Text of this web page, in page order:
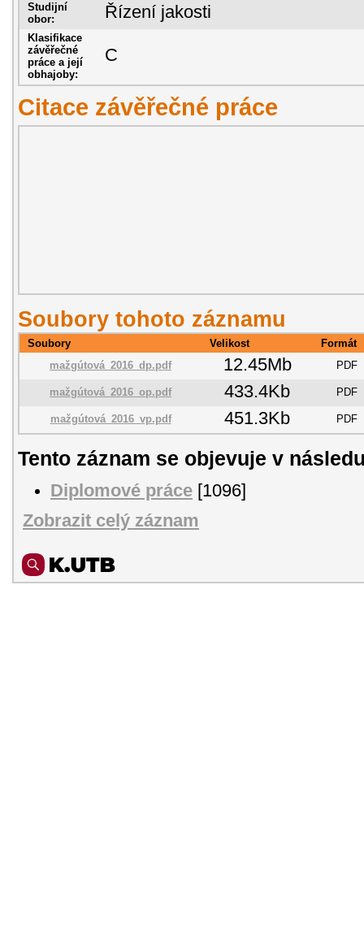
Studijní
obor:
Řízení jakosti
Klasifikace
závěřečné
práce a její
obhajoby:
C
Citace závěřečné práce
Soubory tohoto záznamu
Soubory Velikost
Formát
mažgútová_2016_dp.pdf
12.45Mb PDF
mažgútová_2016_op.pdf 433.4Kb PDF
mažgútová_2016_vp.pdf 451.3Kb PDF
Tento záznam se objevuje v
Diplomové práce [1096]
Zobrazit celý záznam